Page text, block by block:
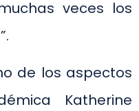
veces los
de los aspectos
Katherine